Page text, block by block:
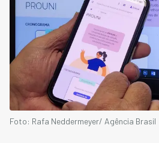
Foto: Rafa Neddermeyer/ Agência Brasil